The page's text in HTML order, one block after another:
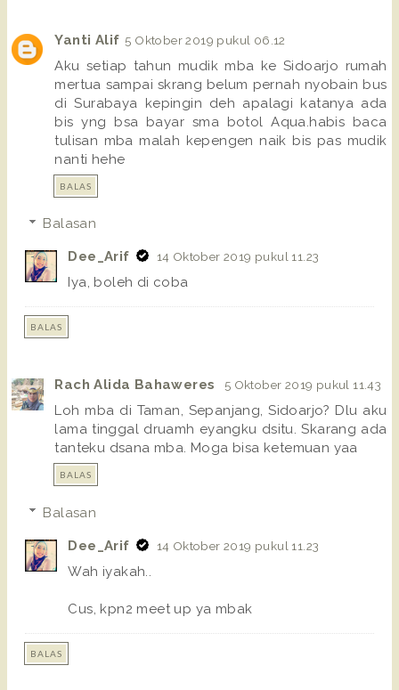
Yanti Alif 5 Oktober 2019 pukul 06.12
Aku setiap tahun mudik mba ke Sidoarjo rumah
mertua sampai skrang belum pernah nyobain bus
di Surabaya kepingin deh apalagi katanya ada
bis yng bsa bayar sma botol Aqua.habis baca
tulisan mba malah kepengen naik bis pas mudik
nanti hehe
BALAS
Balasan
Dee_Arif 14 Oktober 2019 pukul 11.23
Iya, boleh di coba
BALAS
Rach Alida Bahaweres 5 Oktober 2019 pukul 11.43
Loh mba di Taman, Sepanjang, Sidoarjo? Dlu aku
lama tinggal druamh eyangku dsitu. Skarang ada
tanteku dsana mba. Moga bisa ketemuan yaa
BALAS
Balasan
Dee_Arif 14 Oktober 2019 pukul 11.23
Wah iyakah..
Cus, kpn2 meet up ya mbak
BALAS